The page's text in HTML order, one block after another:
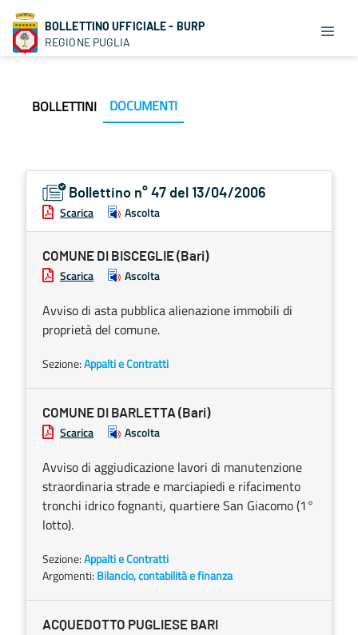
BOLLETTINO UFFICIALE - BURP
REGIONE PUGLIA
BOLLETTINI DOCUMENTI
Bollettino n° 47 del 13/04/2006
Scarica Ascolta
COMUNE DI BISCEGLIE (Bari)
Scarica Ascolta
Avviso di asta pubblica alienazione immobili di
proprietà del comune.
Sezione:Appalti e Contratti
COMUNE DI BARLETTA (Bari)
Scarica Ascolta
Avviso di aggiudicazione lavori di manutenzione
straordinaria strade e marciapiedi e rifacimento
tronchi idrico fognanti, quartiere San Giacomo (1°
lotto).
Sezione:Appalti e Contratti
Argomenti: Bilancio, contabilità e finanza
ACQUEDOTTO PUGLIESE BARI